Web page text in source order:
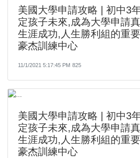
美國大學申請攻略 | 初中3
定孩子未來,成為大學申請
生涯成功,人生勝利組的重要
豪杰訓練中心
11/1/2021 5:17:45 PM 825
美國大學申請攻略 | 初中3
定孩子未來,成為大學申請
生涯成功,人生勝利組的重要
豪杰訓練中心